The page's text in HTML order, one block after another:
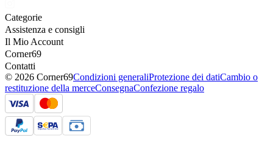
Categorie
Assistenza e consigli
Il Mio Account
Corner69
Contatti
© 2026 Corner69Condizioni generaliProtezione dei datiCambio o
restituzione della merceConsegnaConfezione regalo